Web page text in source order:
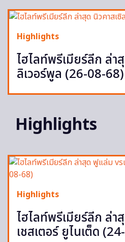
Highlights
ไฮไลท์พรีเมียร์ลีก ล่า
ลิเวอร์พูล (26-08-68)
Highlights
Highlights
ไฮไลท์พรีเมียร์ลีก ล่
เชสเตอร์ ยูไนเต็ด